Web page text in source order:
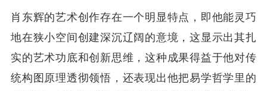
肖东辉的艺术创作存在一个明显特点，即他能灵巧
地在狭小空间创建深沉辽阔的意境，这显示出其扎
实的艺术功底和创新思维，这种成果得益于他对传
统构图原理透彻领悟，还表现出他把易学哲学里的